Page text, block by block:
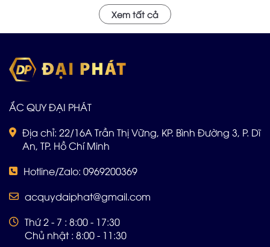
tôi tự hào là địa chỉ đáng tin cậy cung cấp Ắc Quy Tại Him
Lam Phú Đông Bình Đường với chất lượng hàng đầu và dịch
vụ chuyên nghiệp sẽ phục vụ Quý khách tận nơi. Hãy Alo
Xem tất cả
ẮC QUY ĐẠI PHÁT
Địa chỉ: 22/16A Trần Thị Vững, KP. Bình Đường 3, P. Dĩ
An, TP. Hồ Chí Minh
Hotline/Zalo: 0969200369
acquydaiphat@gmail.com
Thứ 2 - 7 : 8:00 - 17:30
Chủ nhật : 8:00 - 11:30